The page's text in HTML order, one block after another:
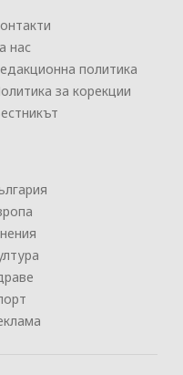
нас
политика
за корекции